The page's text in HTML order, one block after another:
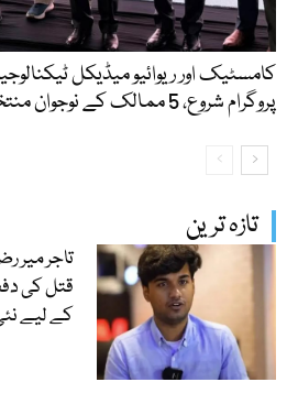
تازہ ترین
تاجر میر
قتل کی
کے لیے نئی 5 رکنی ٹیم
کامسٹیک اور ریوائیو میڈیکل
پروگرام شروع، 5 ممالک کے نوجوان منتخب